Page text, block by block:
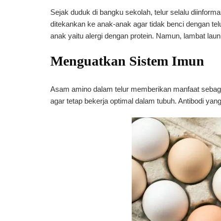
Sejak duduk di bangku sekolah, telur selalu
ditekankan ke anak-anak agar tidak benci dengan
anak yaitu alergi dengan protein. Namun, lambat
Menguatkan Sistem Imun
Asam amino dalam telur memberikan manfaat
agar tetap bekerja optimal dalam tubuh. Antibodi